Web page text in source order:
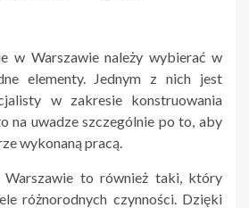
w Warszawie należy wybierać w
elementy. Jednym z nich jest
w zakresie konstruowania
na uwadze szczególnie po to, aby
wykonaną pracą.
Warszawie to również taki, który
różnorodnych czynności. Dzięki